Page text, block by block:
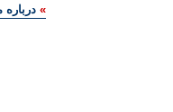
» درباره